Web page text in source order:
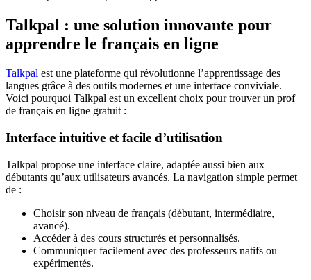
Talkpal : une solution innovante pour
apprendre le français en ligne
Talkpal est une plateforme qui révolutionne l’apprentissage des
langues grâce à des outils modernes et une interface conviviale.
Voici pourquoi Talkpal est un excellent choix pour trouver un prof
de français en ligne gratuit :
Interface intuitive et facile d’utilisation
Talkpal propose une interface claire, adaptée aussi bien aux
débutants qu’aux utilisateurs avancés. La navigation simple permet
de :
Choisir son niveau de français (débutant, intermédiaire,
avancé).
Accéder à des cours structurés et personnalisés.
Communiquer facilement avec des professeurs natifs ou
expérimentés.